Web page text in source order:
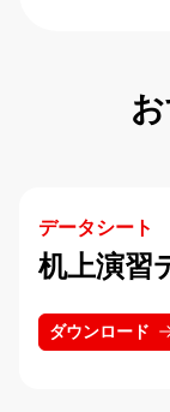
データシート
机上演習
ダウンロード